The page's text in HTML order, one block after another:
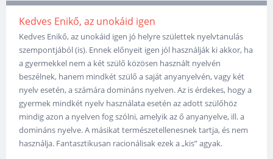
Kedves Enikő, az unokáid igen
Kedves Enikő, az unokáid igen jó helyre születtek nyelvtanulás
szempontjából (is). Ennek előnyeit igen jól használják ki akkor, ha
a gyermekkel nem a két szülő közösen használt nyelvén
beszélnek, hanem mindkét szülő a saját anyanyelvén, vagy két
nyelv esetén, a számára domináns nyelven. Az is érdekes, hogy a
gyermek mindkét nyelv használata esetén az adott szülőhöz
mindig azon a nyelven fog szólni, amelyik az ő anyanyelve, ill. a
domináns nyelve. A másikat természetellenesnek tartja, és nem
használja. Fantasztikusan racionálisak ezek a „kis” agyak.